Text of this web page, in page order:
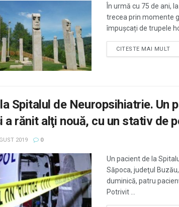
În urmă cu 75 de ani,
trecea prin momente
împușcați de trupele
CITESTE MAI MULT
Spitalul de Neuropsihiatrie. Un
a rănit alţi nouă, cu un stativ de
2019 0
Un pacient de la
Săpoca, judeţul
duminică, patru
Potrivit ...